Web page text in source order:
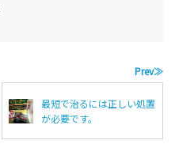
Prev≫
最短で治るには正しい処置
が必要です。